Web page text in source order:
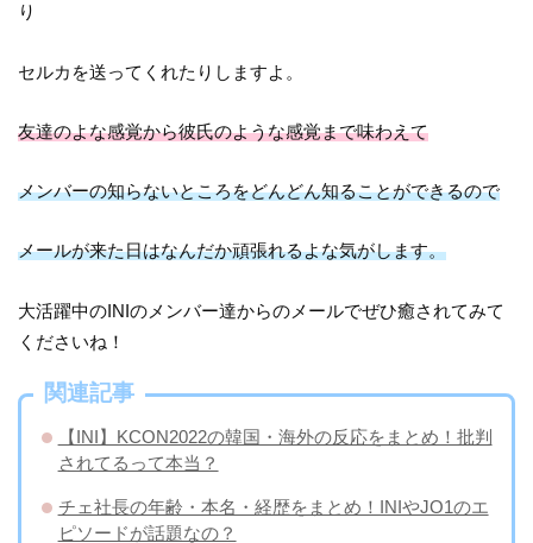
り
セルカを送ってくれたりしますよ。
友達のよな感覚から彼氏のような感覚まで味わえて
メンバーの知らないところをどんどん知ることができるので
メールが来た日はなんだか頑張れるよな気がします。
大活躍中のINIのメンバー達からのメールでぜひ癒されてみて
くださいね！
関連記事
【INI】KCON2022の韓国・海外の反応をまとめ！批判
されてるって本当？
チェ社長の年齢・本名・経歴をまとめ！INIやJO1のエ
ピソードが話題なの？